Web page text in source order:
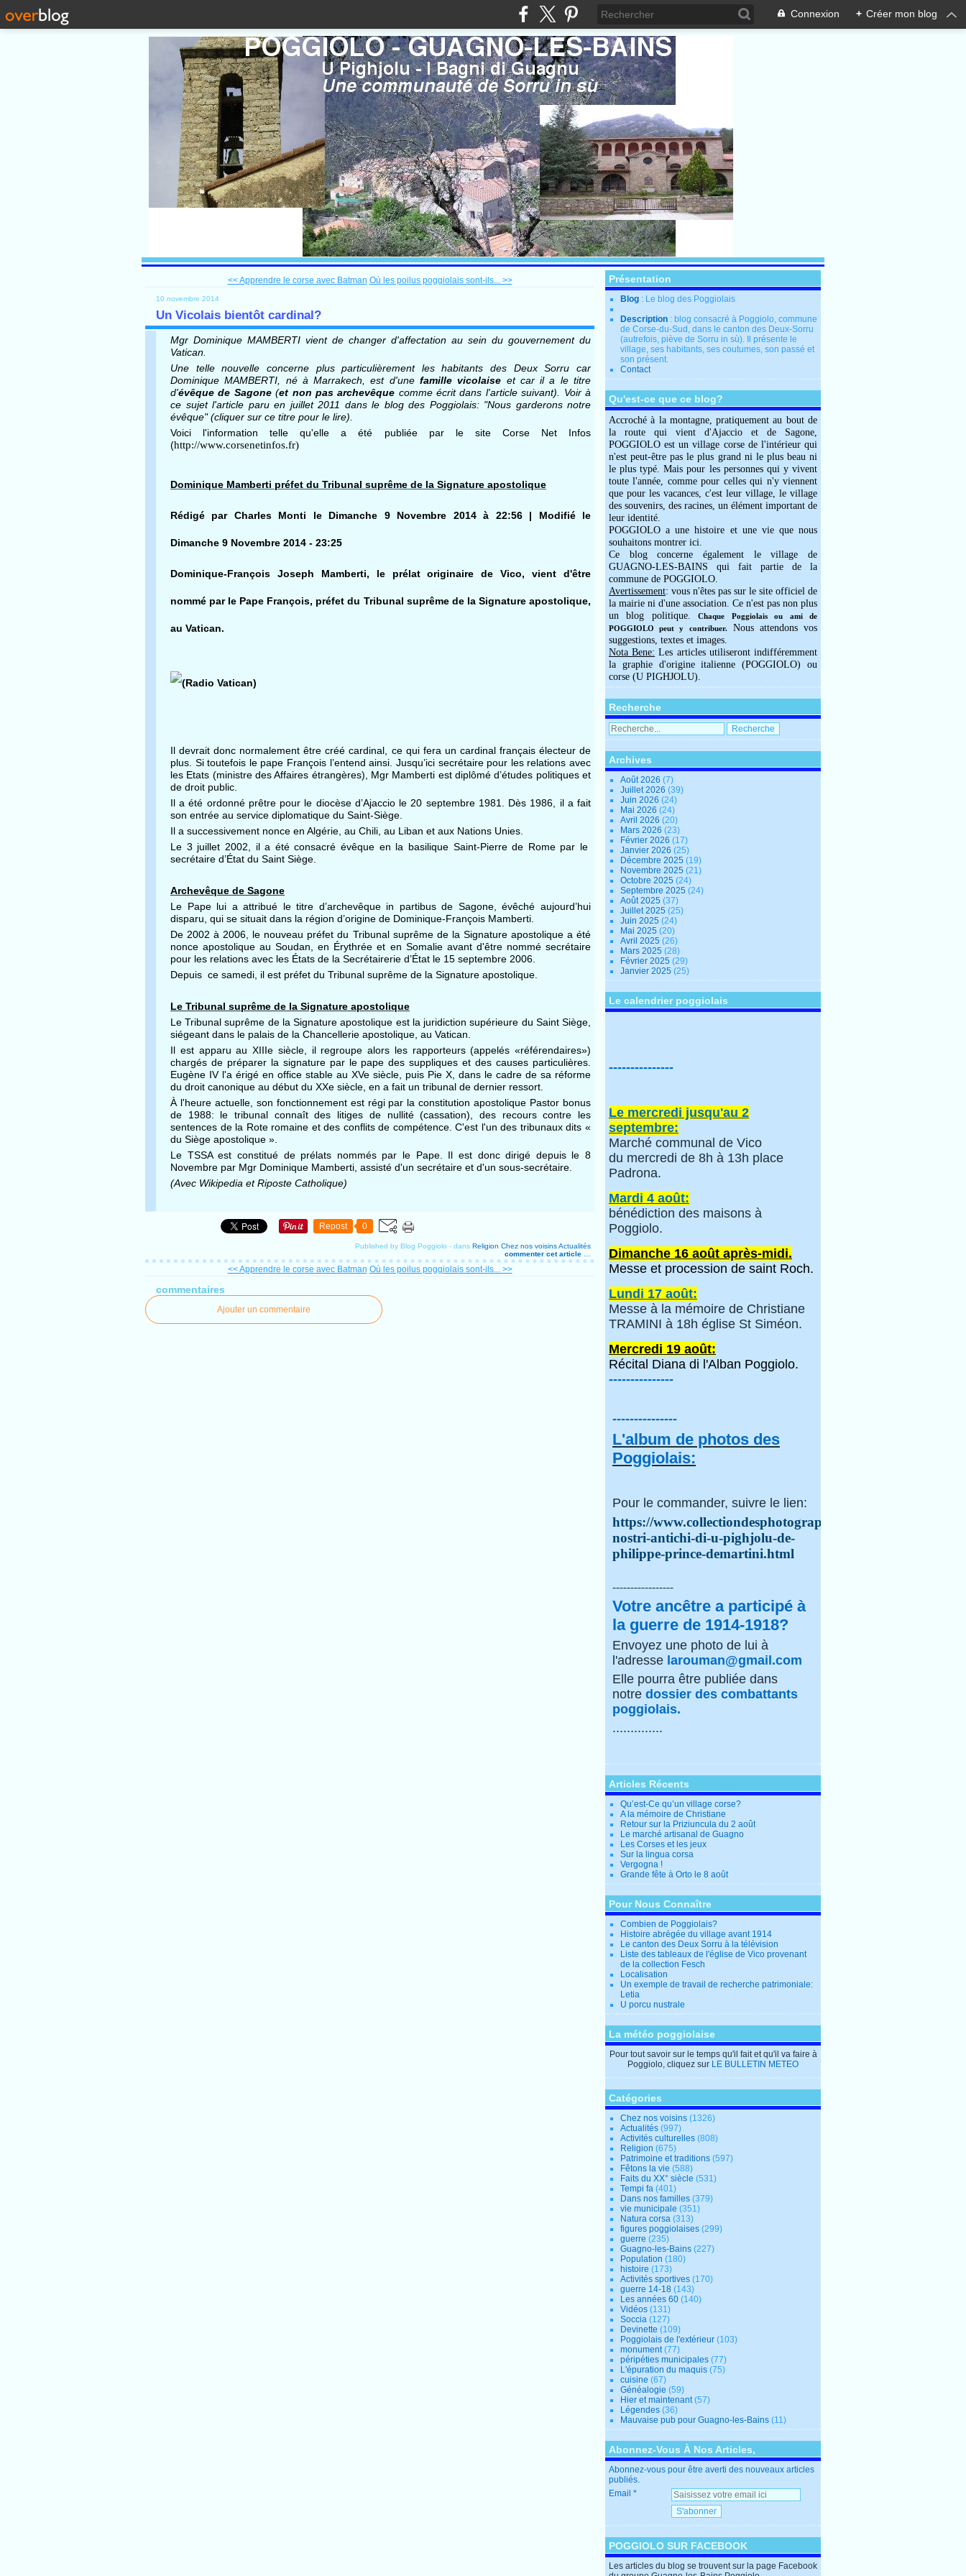
Connexion + Créer mon blog
<< Apprendre le corse avec Batman Où les poilus poggiolais sont-ils... >>
10 novembre 2014
Un Vicolais bientôt cardinal?
Mgr Dominique MAMBERTI vient de changer d'affectation au sein du gouvernement du
Vatican.
Une telle nouvelle concerne plus particulièrement les habitants des Deux Sorru car
Dominique MAMBERTI, né à Marrakech, est d'une famille vicolaise et car il a le titre
d'évêque de Sagone(et non pas archevêque comme écrit dans l'article suivant). Voir à
ce sujet l'article paru en juillet 2011 dans le blog des Poggiolais: "Nous garderons notre
évêque" (cliquer sur ce titre pour le lire).
Voici l'information telle qu'elle a été publiée par le site Corse Net Infos
(http://www.corsenetinfos.fr)
Dominique Mamberti préfet du Tribunal suprême de la Signature apostolique
Rédigé par Charles Monti le Dimanche 9 Novembre 2014 à 22:56 | Modifié le
Dimanche 9 Novembre 2014 - 23:25
Dominique-François Joseph Mamberti, le prélat originaire de Vico, vient d'être
nommé par le Pape François, préfet du Tribunal suprême de la Signature apostolique,
au Vatican.
Il devrait donc normalement être créé cardinal, ce qui fera un cardinal français électeur de
plus. Si toutefois le pape François l’entend ainsi. Jusqu’ici secrétaire pour les relations avec
les Etats (ministre des Affaires étrangères), Mgr Mamberti est diplômé d’études politiques et
de droit public.
Il a été ordonné prêtre pour le diocèse d’Ajaccio le 20 septembre 1981. Dès 1986, il a fait
son entrée au service diplomatique du Saint-Siège.
Il a successivement nonce en Algérie, au Chili, au Liban et aux Nations Unies.
Le 3 juillet 2002, il a été consacré évêque en la basilique Saint-Pierre de Rome par le
secrétaire d’État du Saint Siège.
Archevêque de Sagone
Le Pape lui a attribué le titre d’archevêque in partibus de Sagone, évêché aujourd’hui
disparu, qui se situait dans la région d’origine de Dominique-François Mamberti.
De 2002 à 2006, le nouveau préfet du Tribunal suprême de la Signature apostolique a été
nonce apostolique au Soudan, en Érythrée et en Somalie avant d'être nommé secrétaire
pour les relations avec les États de la Secrétairerie d’État le 15 septembre 2006.
Depuis ce samedi, il est préfet du Tribunal suprême de la Signature apostolique.
Le Tribunal suprême de la Signature apostolique
Le Tribunal suprême de la Signature apostolique est la juridiction supérieure du Saint Siège,
siégeant dans le palais de la Chancellerie apostolique, au Vatican.
Il est apparu au XIIIe siècle, il regroupe alors les rapporteurs (appelés «référendaires»)
chargés de préparer la signature par le pape des suppliques et des causes particulières.
Eugène IV l'a érigé en office stable au XVe siècle, puis Pie X, dans le cadre de sa réforme
du droit canonique au début du XXe siècle, en a fait un tribunal de dernier ressort.
À l'heure actuelle, son fonctionnement est régi par la constitution apostolique Pastor bonus
de 1988: le tribunal connaît des litiges de nullité (cassation), des recours contre les
sentences de la Rote romaine et des conflits de compétence. C'est l'un des tribunaux dits «
du Siège apostolique ».
Le TSSA est constitué de prélats nommés par le Pape. Il est donc dirigé depuis le 8
Novembre par Mgr Dominique Mamberti, assisté d'un secrétaire et d'un sous-secrétaire.
(Avec Wikipedia et Riposte Catholique)
Repost 0
Published by Blog Poggiolo - dans Religion Chez nos voisinsActualités
commenter cet article
<< Apprendre le corse avec Batman Où les poilus poggiolais sont-ils... >>
commentaires
Ajouter un commentaire
Présentation
Blog : Le blog des Poggiolais
Description : blog consacré à Poggiolo, commune
de Corse-du-Sud, dans le canton des Deux-Sorru
(autrefois, piève de Sorru in sù). Il présente le
village, ses habitants, ses coutumes, son passé et
son présent.
Contact
Qu'est-ce que ce blog?
Accroché à la montagne, pratiquement au bout de
la route qui vient d'Ajaccio et de Sagone,
POGGIOLO est un village corse de l'intérieur qui
n'est peut-être pas le plus grand ni le plus beau ni
le plus typé. Mais pour les personnes qui y vivent
toute l'année, comme pour celles qui n'y viennent
que pour les vacances, c'est leur village, le village
des souvenirs, des racines, un élément important de
leur identité.
POGGIOLO a une histoire et une vie que nous
souhaitons montrer ici.
Ce blog concerne également le village de
GUAGNO-LES-BAINS qui fait partie de la
commune de POGGIOLO.
Avertissement: vous n'êtes pas sur le site officiel de
la mairie ni d'une association. Ce n'est pas non plus
un blog politique.Chaque Poggiolais ou ami de
POGGIOLO peut y contribuer.Nous attendons vos
suggestions, textes et images.
Nota Bene: Les articles utiliseront indifféremment
la graphie d'origine italienne (POGGIOLO) ou
corse (U PIGHJOLU).
Recherche
Archives
Août 2026 (7)
Juillet 2026 (39)
Juin 2026 (24)
Mai 2026 (24)
Avril 2026 (20)
Mars 2026 (23)
Février 2026 (17)
Janvier 2026 (25)
Décembre 2025 (19)
Novembre 2025 (21)
Octobre 2025 (24)
Septembre 2025 (24)
Août 2025 (37)
Juillet 2025 (25)
Juin 2025 (24)
Mai 2025 (20)
Avril 2025 (26)
Mars 2025 (28)
Février 2025 (29)
Janvier 2025 (25)
Le calendrier poggiolais
---------------
Le mercredi jusqu'au 2
septembre:
Marché communal de Vico
du mercredi de 8h à 13h place
Padrona.
Mardi 4 août:
bénédiction des maisons à
Poggiolo.
Dimanche 16 août après-midi.
Messe et procession de saint Roch.
Lundi 17 août:
Messe à la mémoire de Christiane
TRAMINI à 18h église St Siméon.
Mercredi 19 août:
Récital Diana di l'Alban Poggiolo.
---------------
---------------
L'album de photos des
Poggiolais:
Pour le commander, suivre le lien:
https://www.collectiondesphotographes.com/i-
nostri-antichi-di-u-pighjolu-de-
philippe-prince-demartini.html
-----------------
Votre ancêtre a participé à
la guerre de 1914-1918?
Envoyez une photo de lui à
l'adresse larouman@gmail.com
Elle pourra être publiée dans
notre dossier des combattants
poggiolais.
..............
Articles Récents
Qu’est-Ce qu’un village corse?
A la mémoire de Christiane
Retour sur la Priziuncula du 2 août
Le marché artisanal de Guagno
Les Corses et les jeux
Sur la lingua corsa
Vergogna !
Grande fête à Orto le 8 août
Pour Nous Connaître
Combien de Poggiolais?
Histoire abrégée du village avant 1914
Le canton des Deux Sorru à la télévision
Liste des tableaux de l'église de Vico provenant
de la collection Fesch
Localisation
Un exemple de travail de recherche patrimoniale:
Letia
U porcu nustrale
La météo poggiolaise
Pour tout savoir sur le temps qu'il fait et qu'il va faire à
Poggiolo, cliquez sur LE BULLETIN METEO
Catégories
Chez nos voisins (1326)
Actualités (997)
Activités culturelles (808)
Religion (675)
Patrimoine et traditions (597)
Fêtons la vie (588)
Faits du XX° siècle (531)
Tempi fa (401)
Dans nos familles (379)
vie municipale (351)
Natura corsa (313)
figures poggiolaises (299)
guerre (235)
Guagno-les-Bains (227)
Population (180)
histoire (173)
Activités sportives (170)
guerre 14-18 (143)
Les années 60 (140)
Vidéos (131)
Soccia (127)
Devinette (109)
Poggiolais de l'extérieur (103)
monument(77)
péripéties municipales (77)
L'épuration du maquis (75)
cuisine (67)
Généalogie (59)
Hier et maintenant(57)
Légendes (36)
Mauvaise pub pour Guagno-les-Bains (11)
Abonnez-Vous À Nos Articles,
Abonnez-vous pour être averti des nouveaux articles
publiés.
Email
POGGIOLO SUR FACEBOOK
Les articles du blog se trouvent sur la page Facebook